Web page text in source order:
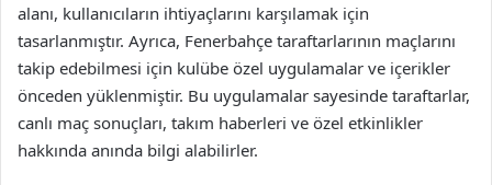
alanı, kullanıcıların ihtiyaçlarını karşılamak için
tasarlanmıştır. Ayrıca, Fenerbahçe taraftarlarının maçlarını
takip edebilmesi için kulübe özel uygulamalar ve içerikler
önceden yüklenmiştir. Bu uygulamalar sayesinde taraftarlar,
canlı maç sonuçları, takım haberleri ve özel etkinlikler
hakkında anında bilgi alabilirler.